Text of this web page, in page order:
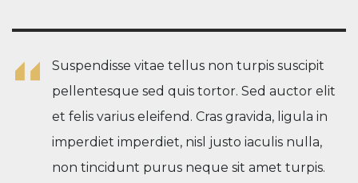
Suspendisse vitae tellus non turpis suscipit
pellentesque sed quis tortor. Sed auctor elit
et felis varius eleifend. Cras gravida, ligula in
imperdiet imperdiet, nisl justo iaculis nulla,
non tincidunt purus neque sit amet turpis.